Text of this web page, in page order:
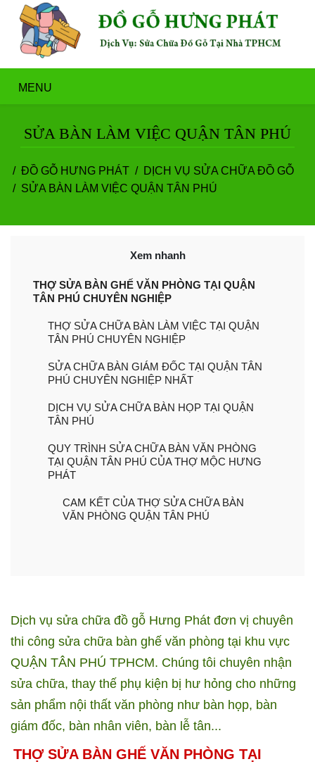
MENU
SỬA BÀN LÀM VIỆC QUẬN TÂN PHÚ
ĐỒ GỖ HƯNG PHÁT
DỊCH VỤ SỬA CHỮA ĐỒ GỖ
SỬA BÀN LÀM VIỆC QUẬN TÂN PHÚ
Xem nhanh
THỢ SỬA BÀN GHẾ VĂN PHÒNG TẠI QUẬN
TÂN PHÚ CHUYÊN NGHIỆP
THỢ SỬA CHỮA BÀN LÀM VIỆC TẠI QUẬN
TÂN PHÚ CHUYÊN NGHIỆP
SỬA CHỮA BÀN GIÁM ĐỐC TẠI QUẬN TÂN
PHÚ CHUYÊN NGHIỆP NHẤT
DỊCH VỤ SỬA CHỮA BÀN HỌP TẠI QUẬN
TÂN PHÚ
QUY TRÌNH SỬA CHỮA BÀN VĂN PHÒNG
TẠI QUẬN TÂN PHÚ CỦA THỢ MỘC HƯNG
PHÁT
CAM KẾT CỦA THỢ SỬA CHỮA BÀN
VĂN PHÒNG QUẬN TÂN PHÚ
Dịch vụ sửa chữa đồ gỗ Hưng Phát đơn vị chuyên
thi công sửa chữa bàn ghế văn phòng tại khu vực
QUẬN TÂN PHÚ TPHCM. Chúng tôi chuyên nhận
sửa chữa, thay thế phụ kiện bị hư hỏng cho những
sản phẩm nội thất văn phòng như bàn họp, bàn
giám đốc, bàn nhân viên, bàn lễ tân...
THỢ SỬA BÀN GHẾ VĂN PHÒNG TẠI